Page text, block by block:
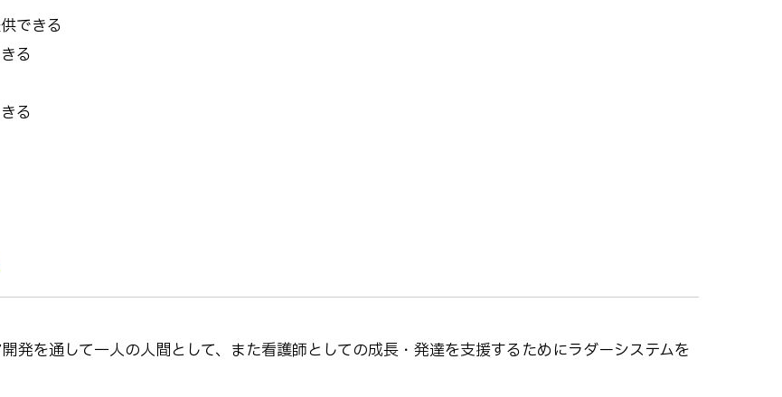
できる
る
る
発を通して一人の人間として、また看護師としての成長・発達を支援するためにラダーシステムを